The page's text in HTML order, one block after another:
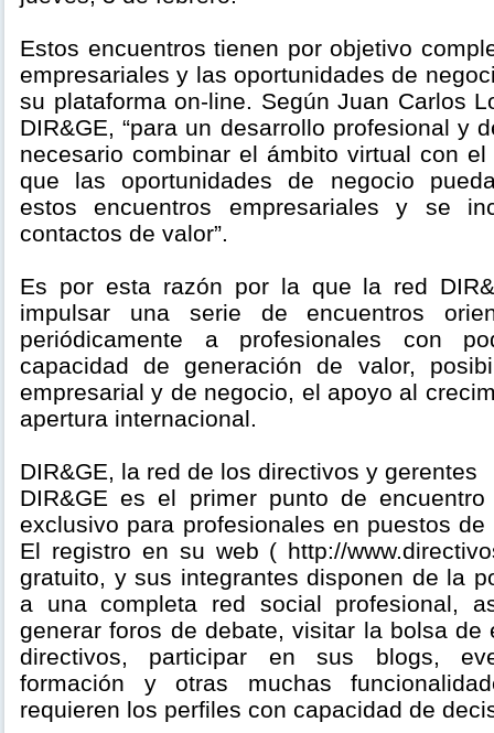
Estos encuentros tienen por objetivo
empresariales y las oportunidades de
su plataforma on-line. Según Juan Carlos
DIR&GE, “para un desarrollo profesional y
necesario combinar el ámbito virtual con
que las oportunidades de negocio
estos encuentros empresariales y se
contactos de valor”.
Es por esta razón por la que la red
impulsar una serie de encuentros
periódicamente a profesionales con
capacidad de generación de valor,
empresarial y de negocio, el apoyo al
apertura internacional.
DIR&GE, la red de los directivos y gerentes
DIR&GE es el primer punto de
exclusivo para profesionales en puestos
El registro en su web ( http://
gratuito, y sus integrantes disponen de la
a una completa red social profesional,
generar foros de debate, visitar la bolsa de
directivos, participar en sus blogs,
formación y otras muchas
requieren los perfiles con capacidad de